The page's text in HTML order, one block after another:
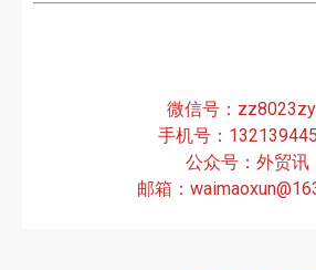
微信号：
手机号：
公众号：外贸讯
邮箱：